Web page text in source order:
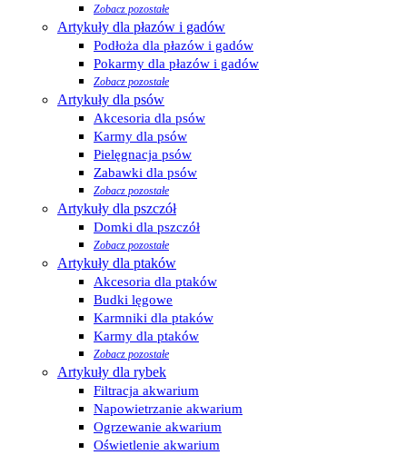
Zobacz pozostałe
Artykuły dla płazów i gadów
Podłoża dla płazów i gadów
Pokarmy dla płazów i gadów
Zobacz pozostałe
Artykuły dla psów
Akcesoria dla psów
Karmy dla psów
Pielęgnacja psów
Zabawki dla psów
Zobacz pozostałe
Artykuły dla pszczół
Domki dla pszczół
Zobacz pozostałe
Artykuły dla ptaków
Akcesoria dla ptaków
Budki lęgowe
Karmniki dla ptaków
Karmy dla ptaków
Zobacz pozostałe
Artykuły dla rybek
Filtracja akwarium
Napowietrzanie akwarium
Ogrzewanie akwarium
Oświetlenie akwarium